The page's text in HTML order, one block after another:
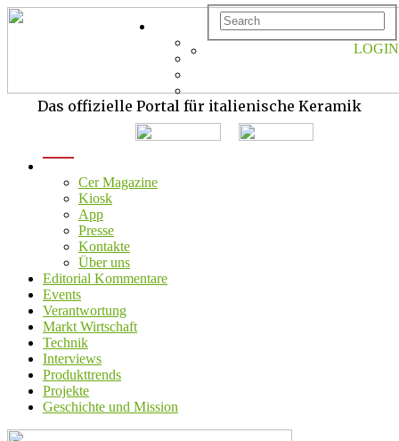
Das offizielle Portal für italienische Keramik
Cer Magazine
Kiosk
App
Presse
Kontakte
Über uns
Editorial Kommentare
Events
Verantwortung
Markt Wirtschaft
Technik
Interviews
Produkttrends
Projekte
Geschichte und Mission
LOGIN